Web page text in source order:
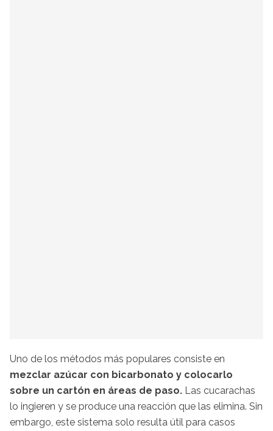
Uno de los métodos más populares consiste en
mezclar azúcar con bicarbonato y colocarlo
sobre un cartón en áreas de paso. Las cucarachas
lo ingieren y se produce una reacción que las elimina. Sin
embargo, este sistema solo resulta útil para casos